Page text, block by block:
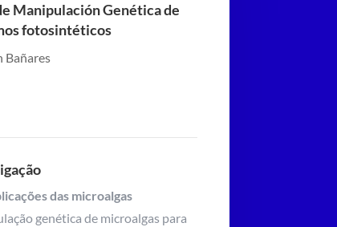
Manipulación Genética de
fotosintéticos
Bañares
das microalgas
genética de microalgas para